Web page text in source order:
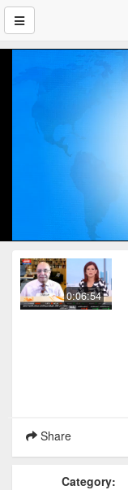
0:06:54
Share
Category: